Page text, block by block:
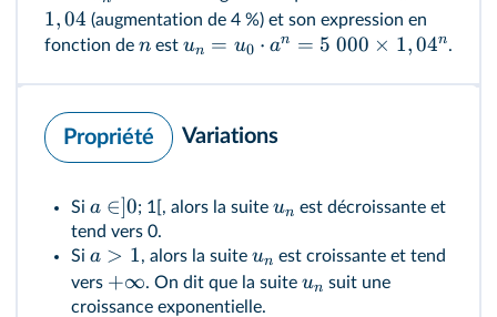
1,04 (augmentation de 4 %) et son expression en
fonction de n est un = u0 ⋅ an = 5 000 × 1,04n.
Propriété Variations
Si a ∈]0; 1[, alors la suiteun est décroissante et
tend vers 0.
Si a > 1, alors la suite un est croissante et tend
vers +∞. On dit que la suite un suit une
croissance exponentielle.